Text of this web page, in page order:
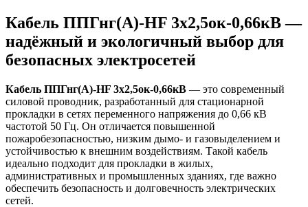
Кабель ППГнг(А)-HF 3х2,5ок-0,66кВ —
надёжный и экологичный выбор для
безопасных электросетей
Кабель ППГнг(А)-HF 3х2,5ок-0,66кВ — это современный
силовой проводник, разработанный для стационарной
прокладки в сетях переменного напряжения до 0,66 кВ
частотой 50 Гц. Он отличается повышенной
пожаробезопасностью, низким дымо- и газовыделением и
устойчивостью к внешним воздействиям. Такой кабель
идеально подходит для прокладки в жилых,
административных и промышленных зданиях, где важно
обеспечить безопасность и долговечность электрических
сетей.